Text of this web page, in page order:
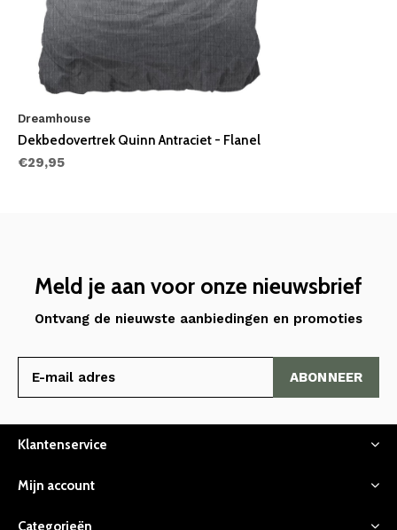
Dreamhouse
Dekbedovertrek Quinn Antraciet - Flanel
€29,95
Meld je aan voor onze nieuwsbrief
Ontvang de nieuwste aanbiedingen en promoties
ABONNEER
Klantenservice
Mijn account
Categorieën